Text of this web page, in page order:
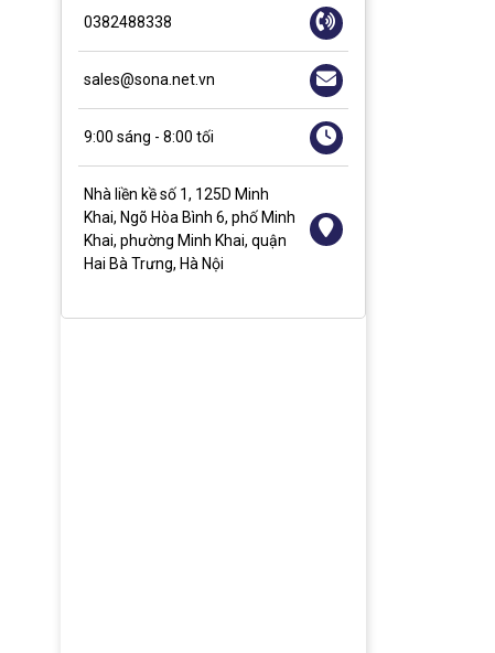
0382488338
sales@sona.net.vn
9:00 sáng - 8:00 tối
Nhà liền kề số 1, 125D Minh
Khai, Ngõ Hòa Bình 6, phố Minh
Khai, phường Minh Khai, quận
Hai Bà Trưng, Hà Nội